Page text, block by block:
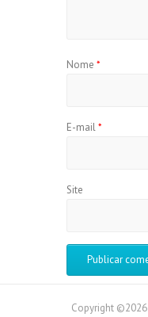
Nome *
E-mail*
Site
Copyright ©2026